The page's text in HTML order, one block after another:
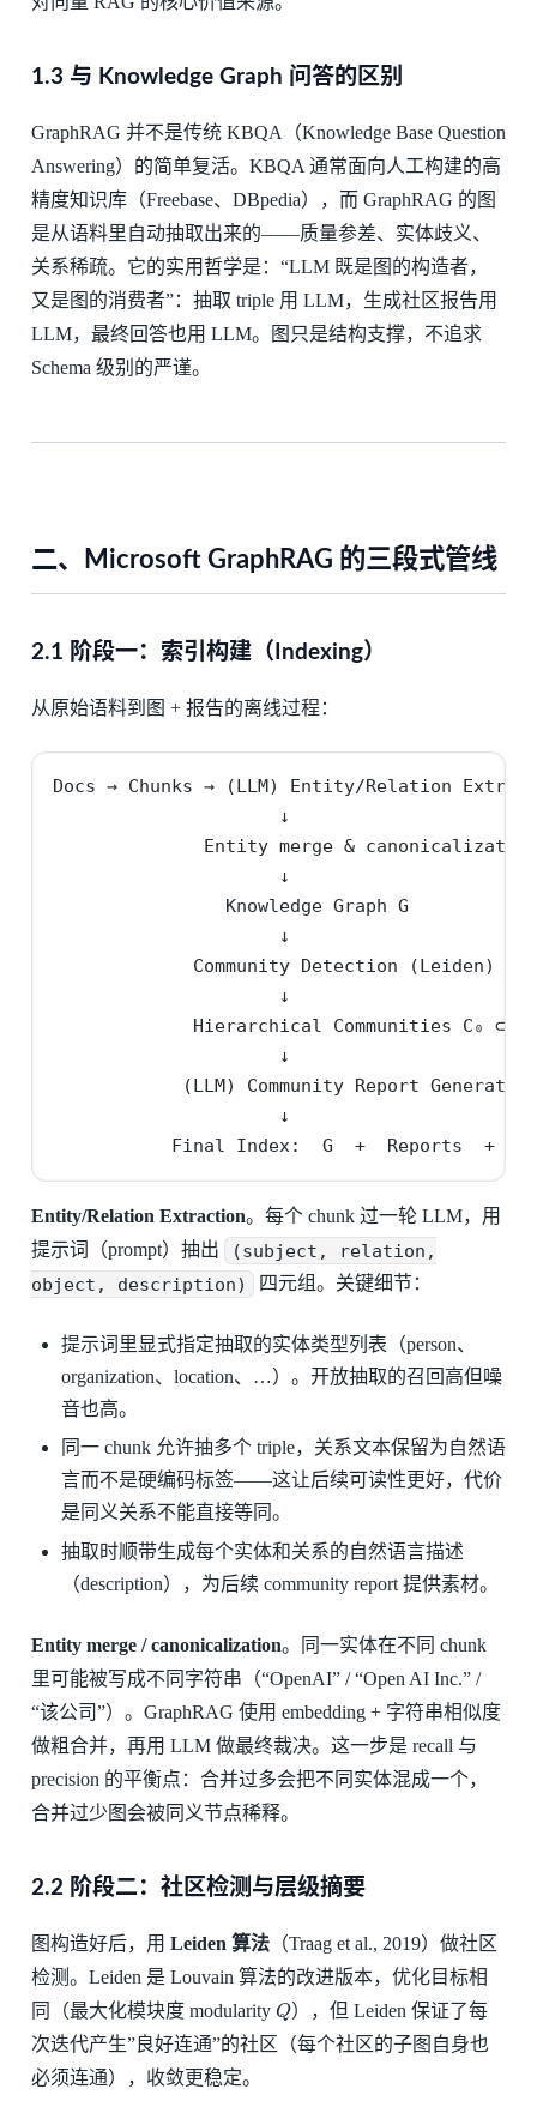
1.3 与 Knowledge Graph 问答的区别
GraphRAG 并不是传统 KBQA（Knowledge Base Question
Answering）的简单复活。KBQA 通常面向人工构建的高
精度知识库（Freebase、DBpedia），而 GraphRAG 的图
是从语料里自动抽取出来的——质量参差、实体歧义、
关系稀疏。它的实用哲学是：“LLM 既是图的构造者，
又是图的消费者”：抽取 triple 用 LLM，生成社区报告用
LLM，最终回答也用 LLM。图只是结构支撑，不追求
Schema 级别的严谨。
二、Microsoft GraphRAG 的三段式管线
2.1 阶段一：索引构建（Indexing）
从原始语料到图 + 报告的离线过程：
Docs → Chunks → (LLM) Entity/Relation
                     ↓
Entity merge &
                     ↓
                Knowledge Graph G
                     ↓
             Community Detection (Leiden)
                     ↓
Hierarchical Communities C₀ ⊂
                     ↓
(LLM) Community Report
                     ↓
Final Index:  G  +  Reports  +
Entity/Relation Extraction。每个 chunk 过一轮 LLM，用
提示词（prompt）抽出
(subject, relation,
object, description)
四元组。关键细节：
提示词里显式指定抽取的实体类型列表（person、
organization、location、…）。开放抽取的召回高但噪
音也高。
同一 chunk 允许抽多个 triple，关系文本保留为自然语
言而不是硬编码标签——这让后续可读性更好，代价
是同义关系不能直接等同。
抽取时顺带生成每个实体和关系的自然语言描述
（description），为后续 community report 提供素材。
Entity merge / canonicalization。同一实体在不同 chunk
里可能被写成不同字符串（“OpenAI” / “Open AI Inc.” /
“该公司”）。GraphRAG 使用 embedding + 字符串相似度
做粗合并，再用 LLM 做最终裁决。这一步是 recall 与
precision 的平衡点：合并过多会把不同实体混成一个，
合并过少图会被同义节点稀释。
2.2 阶段二：社区检测与层级摘要
图构造好后，用 Leiden 算法（Traag et al., 2019）做社区
检测。Leiden 是 Louvain 算法的改进版本，优化目标相
同（最大化模块度 modularity Q），但 Leiden 保证了每
次迭代产生”良好连通”的社区（每个社区的子图自身也
必须连通），收敛更稳定。